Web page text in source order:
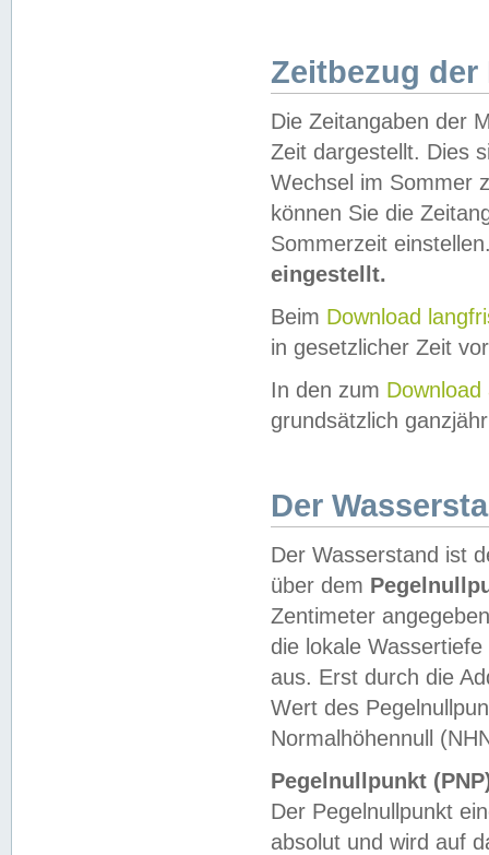
Zeitbezug der
Die Zeitangaben der
Zeit dargestellt. Dies
Wechsel im Sommer
können Sie die
Sommerzeit
eingestellt.
Beim Download
in gesetzlicher Zeit
In den zum Download
grundsätzlich
Der
Der Wasserstand ist
über dem
Zentimeter
die lokale
aus. Erst durch die
Wert des
Normalhöhennull
Pegelnullpunkt
Der Pegelnullpunkt
absolut und wird auf